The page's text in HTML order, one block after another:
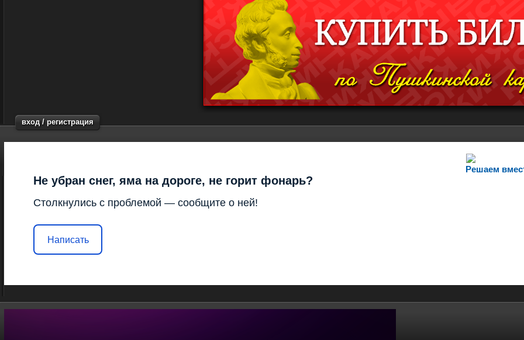
вход / регистрация
Решаем
Не убран снег, яма на дороге, не горит фонарь?
Столкнулись с проблемой — сообщите о ней!
Написать